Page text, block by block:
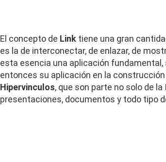
El concepto de Linktiene una gran
es la de interconectar, de enlazar, de
esta esencia una aplicación
entonces su aplicación en la construcción
Hipervinculos, que son parte no solo de
presentaciones, documentos y todo tipo